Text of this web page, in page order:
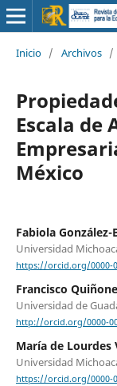
Inicio / Archivos /
Escala de
México
Fabiola González-
Universidad
https://orcid.org/0000-
Francisco
Universidad de
http://orcid.org/0000-
María de Lourdes
Universidad
https://orcid.org/0000-